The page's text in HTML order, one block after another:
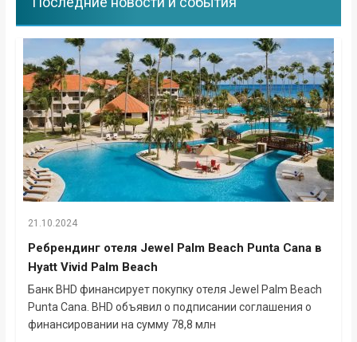
21.10.2024
Ребрендинг отеля Jewel Palm Beach Punta Cana в
Hyatt Vivid Palm Beach
Банк BHD финансирует покупку отеля Jewel Palm Beach
Punta Cana. BHD объявил о подписании соглашения о
финансировании на сумму 78,8 млн